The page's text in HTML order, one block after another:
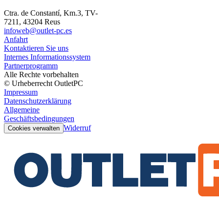
Ctra. de Constantí, Km.3, TV-
7211, 43204 Reus
infoweb@outlet-pc.es
Anfahrt
Kontaktieren Sie uns
Internes Informationssystem
Partnerprogramm
Alle Rechte vorbehalten
© Urheberrecht OutletPC
Impressum
Datenschutzerklärung
Allgemeine
Geschäftsbedingungen
Cookies verwalten Widerruf